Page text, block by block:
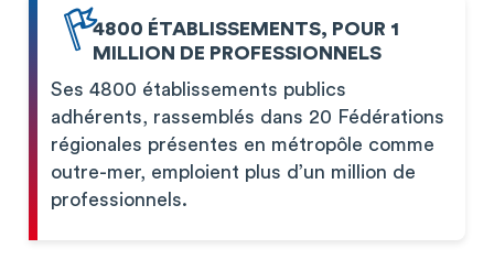
4800 ÉTABLISSEMENTS, POUR 1
MILLION DE PROFESSIONNELS
Ses 4800 établissements publics
adhérents, rassemblés dans 20 Fédérations
régionales présentes en métropôle comme
outre-mer, emploient plus d’un million de
professionnels.